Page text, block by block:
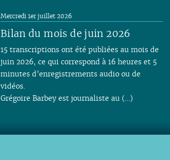
Bilan du mois de juin 2026
Mercredi 1er juillet 2026
15 transcriptions ont été publiées au mois de
juin 2026, ce qui correspond à 16 heures et 5
minutes d’enregistrements audio ou de
vidéos.
Grégoire Barbey est journaliste au (…)